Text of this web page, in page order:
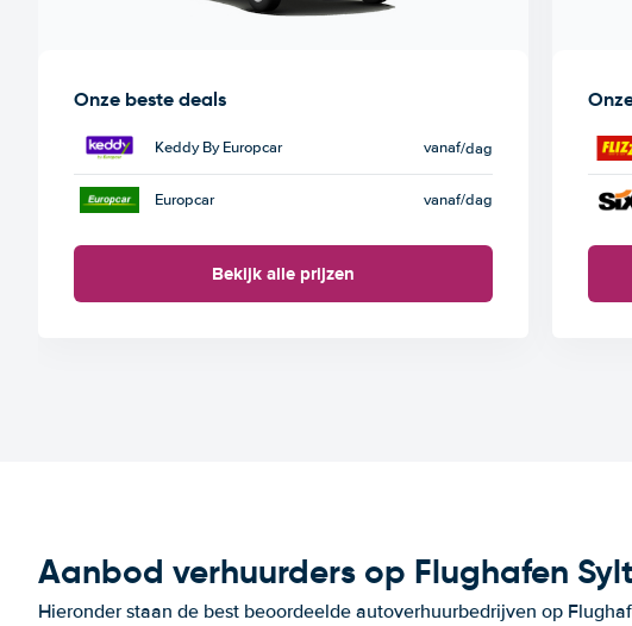
Onze beste deals
Keddy By Europcar vanaf/dag
Europcar vanaf/dag
Bekijk alle prijzen
Aanbod verhuurders op Flughafen Sylt
Hieronder staan de best beoordeelde autoverhuurbedrijven op